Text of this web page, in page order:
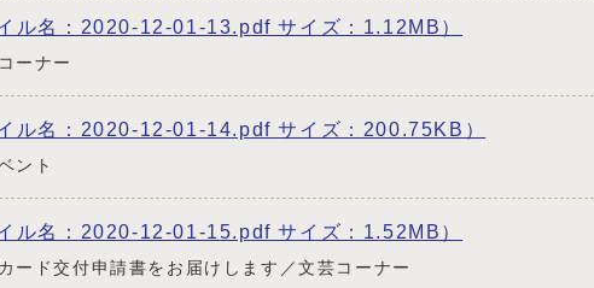
ル名：2020-12-01-13.pdf サイズ：1.12MB）
ーナー
ル名：2020-12-01-14.pdf サイズ：200.75KB）
ント
ル名：2020-12-01-15.pdf サイズ：1.52MB）
ード交付申請書をお届けします／文芸コーナー